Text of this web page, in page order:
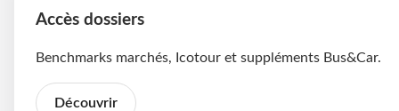
Accès dossiers
Benchmarks marchés, Icotour et suppléments Bus&Car.
Découvrir